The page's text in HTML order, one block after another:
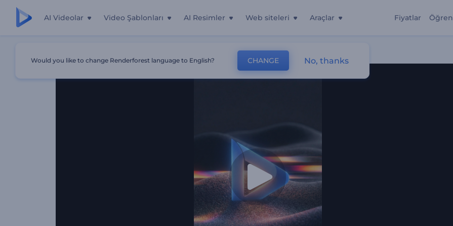
AI Videolar Video Şablonları AI Resimler Web siteleri Araçlar Fiyatlar Öğren
Would you like to change Renderforest language to English? CHANGE No, thanks